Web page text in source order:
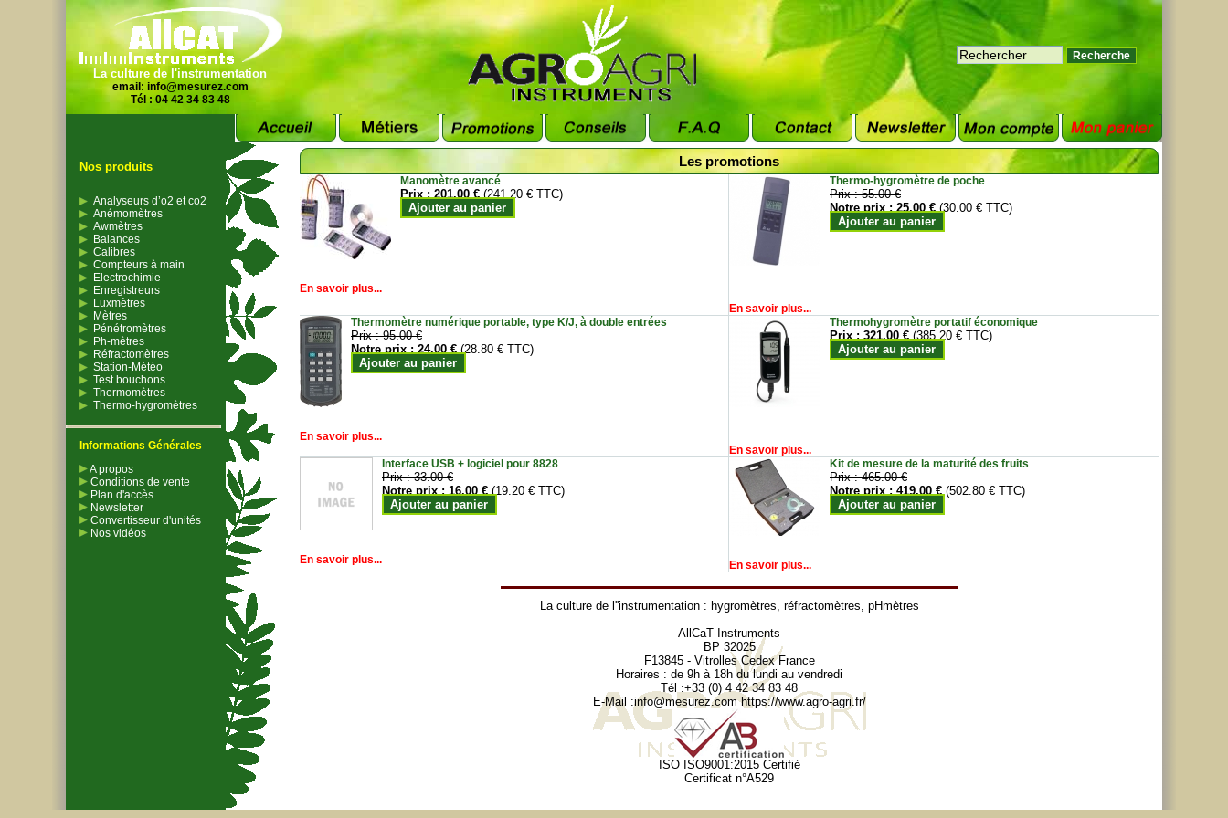
La culture de l'instrumentation
email: info@mesurez.com
Tél : 04 42 34 83 48
Nos produits
Analyseurs d’o2 et co2
Anémomètres
Awmètres
Balances
Calibres
Compteurs à main
Electrochimie
Enregistreurs
Luxmètres
Mètres
Pénétromètres
Ph-mètres
Réfractomètres
Station-Météo
Test bouchons
Thermomètres
Thermo-hygromètres
Informations Générales
A propos
Conditions de vente
Plan d'accès
Newsletter
Convertisseur d'unités
Nos vidéos
Les promotions
Manomètre avancé
Prix :201.00 € (241.20 € TTC)
Ajouter au panier
En savoir plus...
Thermo-hygromètre de poche
Prix :55.00 €
Notre prix :25.00 € (30.00 € TTC)
Ajouter au panier
En savoir plus...
Thermomètre numérique portable, type K/J, à double entrées
Prix :95.00 €
Notre prix :24.00 € (28.80 € TTC)
Ajouter au panier
En savoir plus...
Thermohygromètre portatif économique
Prix :321.00 € (385.20 € TTC)
Ajouter au panier
En savoir plus...
Interface USB + logiciel pour 8828
Prix :33.00 €
Notre prix :16.00 € (19.20 € TTC)
Ajouter au panier
En savoir plus...
Kit de mesure de la maturité des fruits
Prix :465.00 €
Notre prix :419.00 € (502.80 € TTC)
Ajouter au panier
En savoir plus...
La culture de l''instrumentation : hygromètres, réfractomètres, pHmètres
AllCaT Instruments
BP 32025
F13845 - Vitrolles Cedex France
Horaires : de 9h à 18h du lundi au vendredi
Tél :+33 (0) 4 42 34 83 48
E-Mail :info@mesurez.com https://www.agro-agri.fr/
ISO ISO9001:2015 Certifié
Certificat n°A529